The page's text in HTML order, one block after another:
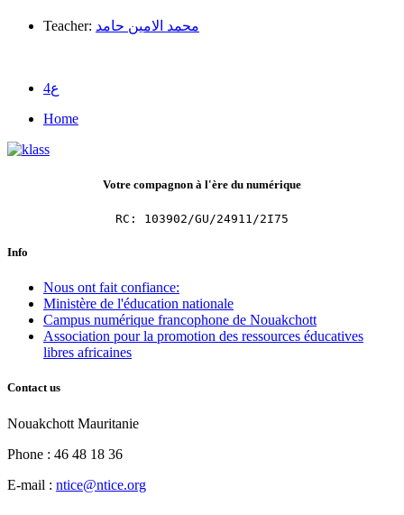
Teacher: محمد الامين حامد
4ع
Home
Votre compagnon à l'ère du numérique
RC: 103902/GU/24911/2I75
Info
Nous ont fait confiance:
Ministère de l'éducation nationale
Campus numérique francophone de Nouakchott
Association pour la promotion des ressources éducatives
libres africaines
Contact us
Nouakchott Mauritanie
Phone : 46 48 18 36
E-mail : ntice@ntice.org